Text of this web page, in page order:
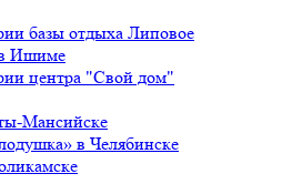
базы отдыха Липовое
Ишимe
центра "Свой дом"
Мансийске
в Челябинске